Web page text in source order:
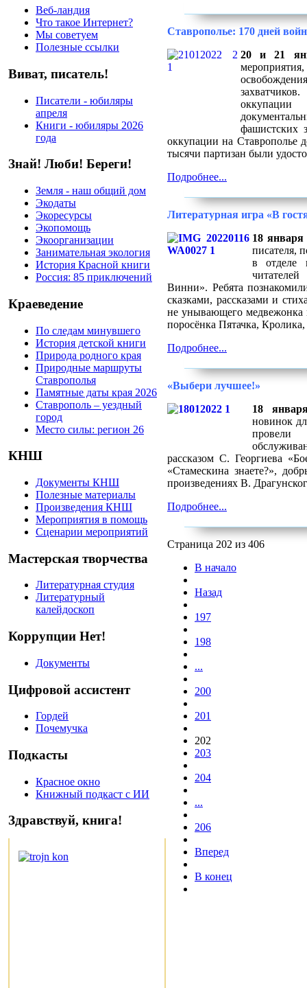
Веб-ландия
Что такое Интернет?
Мы советуем
Полезные ссылки
Виват, писатель!
Писатели - юбиляры
апреля
Книги - юбиляры 2026
года
Знай! Люби! Береги!
Земля - наш общий дом
Экодаты
Экоресурсы
Экопомощь
Экоорганизации
Занимательная экология
История Красной книги
Россия: 85 приключений
Краеведение
По следам минувшего
История детской книги
Природа родного края
Природные маршруты
Ставрополья
Памятные даты края 2026
Ставрополь – уездный
город
Место силы: регион 26
КНШ
Документы КНШ
Полезные материалы
Произведения КНШ
Мероприятия в помощь
Сценарии мероприятий
Мастерская творчества
Литературная студия
Литературный
калейдоскоп
Коррупции Нет!
Документы
Цифровой ассистент
Гордей
Почемучка
Подкасты
Красное окно
Книжный подкаст с ИИ
Здравствуй, книга!
Ставрополье: 170 дней
20 и 21
фашистских
оккупации на Ставрополье
тысячи партизан были
Подробнее...
Литературная игра «В
18 января
писателя,
в отделе
Винни». Ребята
сказками, рассказами и
не унывающего медвежонка
поросёнка Пятачка,
Подробнее...
«Выбери лучшее!»
18
новинок
провели
рассказом С. Георгиева
«Стамескина знаете?»,
произведениях В.
Подробнее...
Страница 202 из 406
В начало
Назад
197
198
...
200
201
202
203
204
...
206
Вперед
В конец